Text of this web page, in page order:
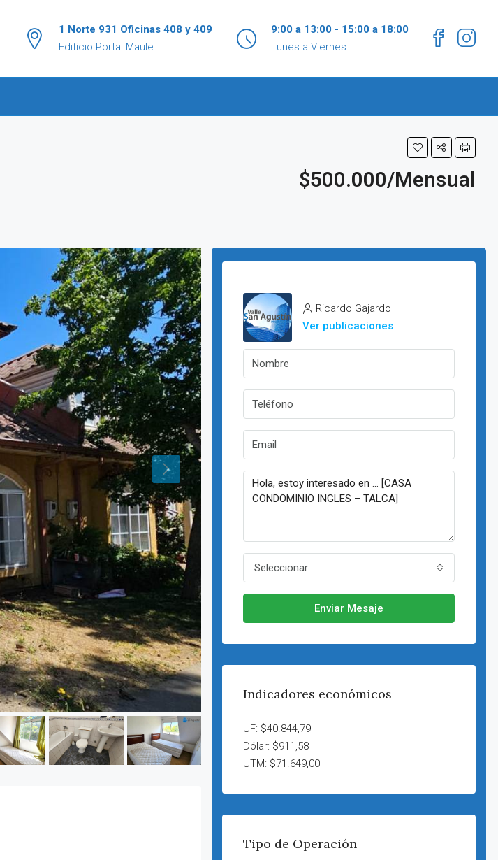
1 Norte 931 Oficinas 408 y 409
Edificio Portal Maule
9:00 a 13:00 - 15:00 a 18:00
Lunes a Viernes
$500.000/Mensual
Ricardo Gajardo
Ver publicaciones
Seleccionar
Enviar Mesaje
Indicadores económicos
UF: $40.844,79
Dólar: $911,58
UTM: $71.649,00
Tipo de Operación